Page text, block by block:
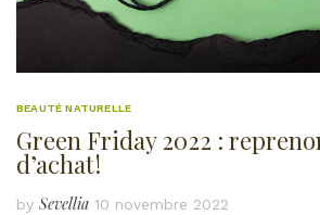
BEAUTÉ NATURELLE
Green Friday 2022 :
d’achat !
by Sevellia 10 novembre 2022